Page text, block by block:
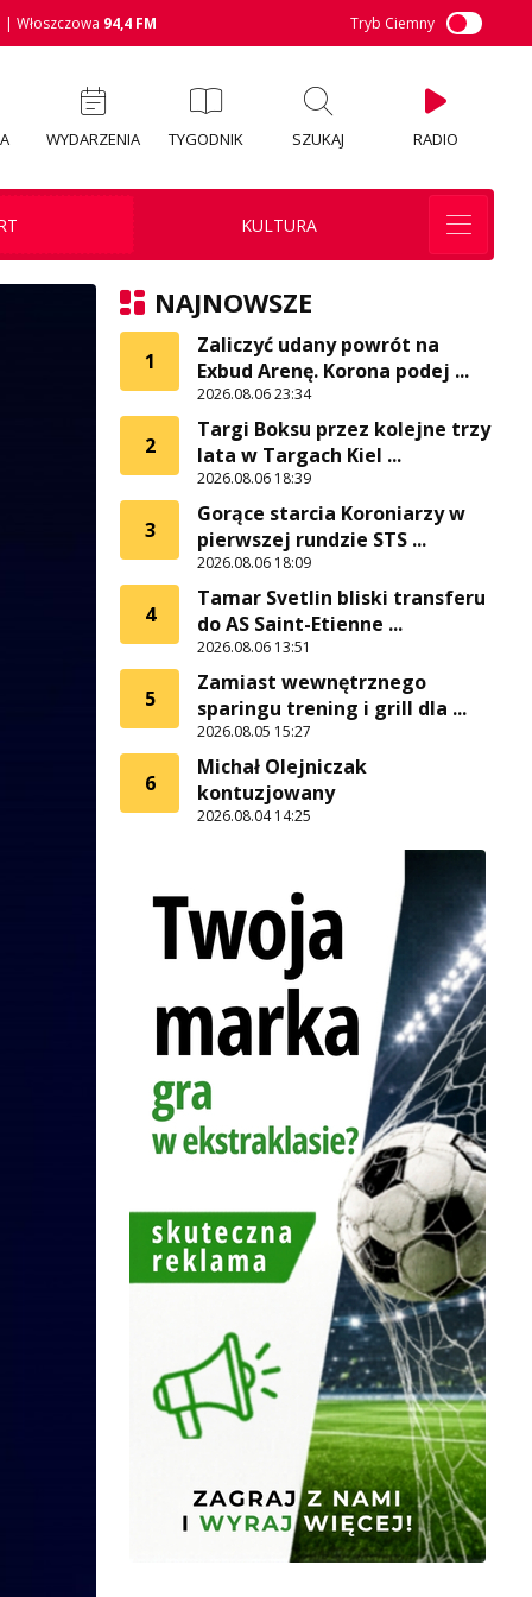
| Włoszczowa 94,4 FM Tryb Ciemny
WYDARZENIA TYGODNIK SZUKAJ RADIO
KULTURA
NAJNOWSZE
1
Zaliczyć udany powrót na
Exbud Arenę. Korona podej ...
2026.08.06 23:34
2
Targi Boksu przez kolejne trzy
lata w Targach Kiel ...
2026.08.06 18:39
3
Gorące starcia Koroniarzy w
pierwszej rundzie STS ...
2026.08.06 18:09
4
Tamar Svetlin bliski transferu
do AS Saint-Etienne ...
2026.08.06 13:51
5
Zamiast wewnętrznego
sparingu trening i grill dla ...
2026.08.05 15:27
6
Michał Olejniczak
kontuzjowany
2026.08.04 14:25